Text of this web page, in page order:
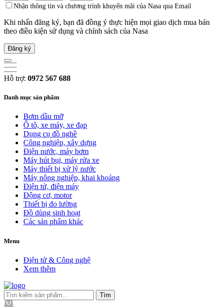
Nhận thông tin và chương trình khuyến mãi của Nasa qua Email
Khi nhấn đăng ký, bạn đã đồng ý thực hiện mọi giao dịch mua bán
theo điều kiện sử dụng và chính sách của Nasa
Đăng ký
Hỗ trợ: 0972 567 688
Danh mục sản phẩm
Bơm dầu mỡ
Ô tô, xe máy, xe đạp
Dụng cụ đồ nghề
Công nghiệp, xây dựng
Điện nước, máy bơm
Máy hút bụi, máy rửa xe
Máy thiết bị xử lý nước
Máy nông nghiệp, khai khoáng
Điện tử, điện máy
Động cơ, motor
Thiết bị đo lường
Đồ dùng sinh hoạt
Các sản phẩm khác
Menu
Điện tử & Công nghệ
Xem thêm